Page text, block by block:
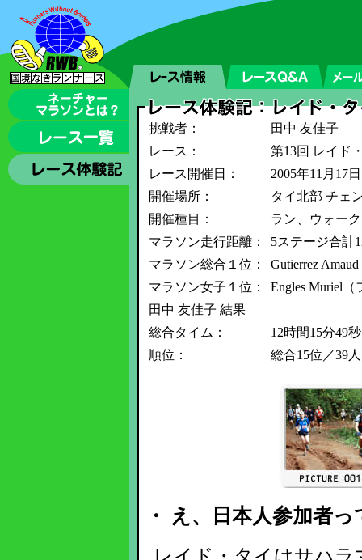
挑戦者：
田中 友佳子
レース：
第13回 レイド
レース開催日：
2005年11月17
開催場所：
タイ北部 チェ
開催種目：
ラン、ウォー
マラソン走行距離：
5ステージ合計
マラソン総合１位：
Gutierrez
マラソン女子１位：
Engles Muriel
田中 友佳子 結果
総合タイム：
12時間15分49秒
順位：
総合15位／39
・ え、日本人参加者